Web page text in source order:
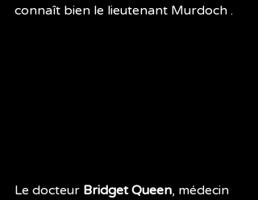
connaît bien le lieutenant Murdoch .
Le docteur Bridget Queen, médecin